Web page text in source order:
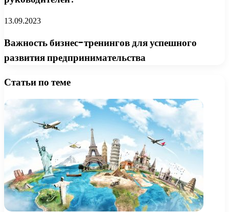
13.09.2023
Важность бизнес-тренингов для успешного
развития предпринимательства
Статьи по теме